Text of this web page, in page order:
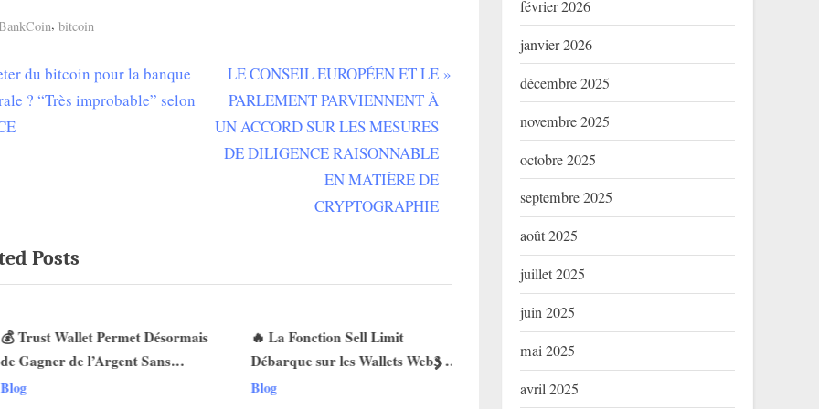
, bitcoin
du bitcoin pour la banque
? “Très improbable” selon
N
e
x
t
:
LE CONSEIL EUROPÉEN ET LE
PARLEMENT PARVIENNENT À
UN ACCORD SUR LES MESURES
DE DILIGENCE RAISONNABLE
EN MATIÈRE DE
CRYPTOGRAPHIE
Posts
💰 Trust Wallet Permet Désormais
de Gagner de l’Argent Sans
Trader ? Les Nouvelles Options
Blog
🔥 La Fonction Sell Limit
Débarque sur les Wallets Web3 :
Voici Pourquoi Ça Change Tout !
Blog
🚨 Trust Wallet Lance les Ordres
Buy Limit : Comment Acheter vos
Cryptos au Prix Parfait !
next
février 2026
janvier 2026
décembre 2025
novembre 2025
octobre 2025
septembre 2025
août 2025
juillet 2025
juin 2025
mai 2025
avril 2025